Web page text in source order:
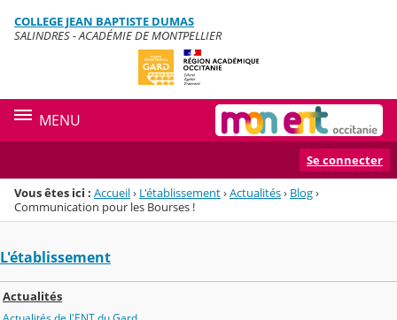
Menu de la rubrique
Contenu
COLLEGE JEAN BAPTISTE DUMAS
SALINDRES - ACADÉMIE DE MONTPELLIER
MENU
Se connecter
Vous êtes ici : Accueil› L'établissement›Actualités› Blog›
Communication pour les Bourses !
L'établissement
Actualités